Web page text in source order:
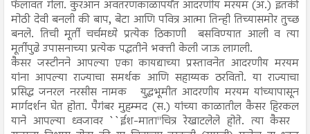
फैलावत गेला. कुरआन अवतरणकाळापर्यंत आदरणीय मरयम (अ.) इतकी
मोठी देवी बनली की बाप, बेटा आणि पवित्र आत्मा तिन्ही तिच्यासमोर तुच्छ
बनले. तिची मूर्ती चर्चमध्ये प्रत्येक ठिकाणी बसविण्यात आली व त्या
मूर्तीपुढे उपासनाच्या प्रत्येक पद्धतीने भक्ती केली जाऊ लागली.
कैसर जस्टीनने आपल्या एका कायद्याच्या प्रस्तावनेत आदरणीय मरयम
यांना आपल्या राज्याचा समर्थक आणि सहाय्यक ठरवितो. या राज्याचा
प्रसिद्ध जनरल नरसीस नामक युद्धभूमीत आदरणीय मरयम यांच्यापासून
मार्गदर्शन घेत होता. पैगंबर मुहम्मद (स.) यांच्या काळातील कैसर हिरकल
याने आपल्या ध्वजावर ``ईश-माता''चित्र रेखाटलेले होते. त्या कैसर